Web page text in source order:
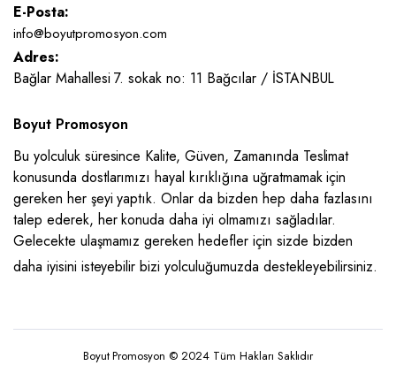
E-Posta:
info@boyutpromosyon.com
Adres:
Bağlar Mahallesi 7. sokak no: 11 Bağcılar / İSTANBUL
Boyut Promosyon
Bu yolculuk süresince Kalite, Güven, Zamanında Teslimat
konusunda dostlarımızı hayal kırıklığına uğratmamak için
gereken her şeyi yaptık. Onlar da bizden hep daha fazlasını
talep ederek, her konuda daha iyi olmamızı sağladılar.
Gelecekte ulaşmamız gereken hedefler için sizde bizden
daha iyisini isteyebilir bizi yolculuğumuzda destekleyebilirsiniz.
Boyut Promosyon © 2024 Tüm Hakları Saklıdır